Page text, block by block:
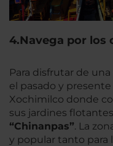
4.Navega por los
Para disfrutar de
el pasado y
Xochimilco donde
sus jardines
“Chinanpas”. La
y popular tanto para